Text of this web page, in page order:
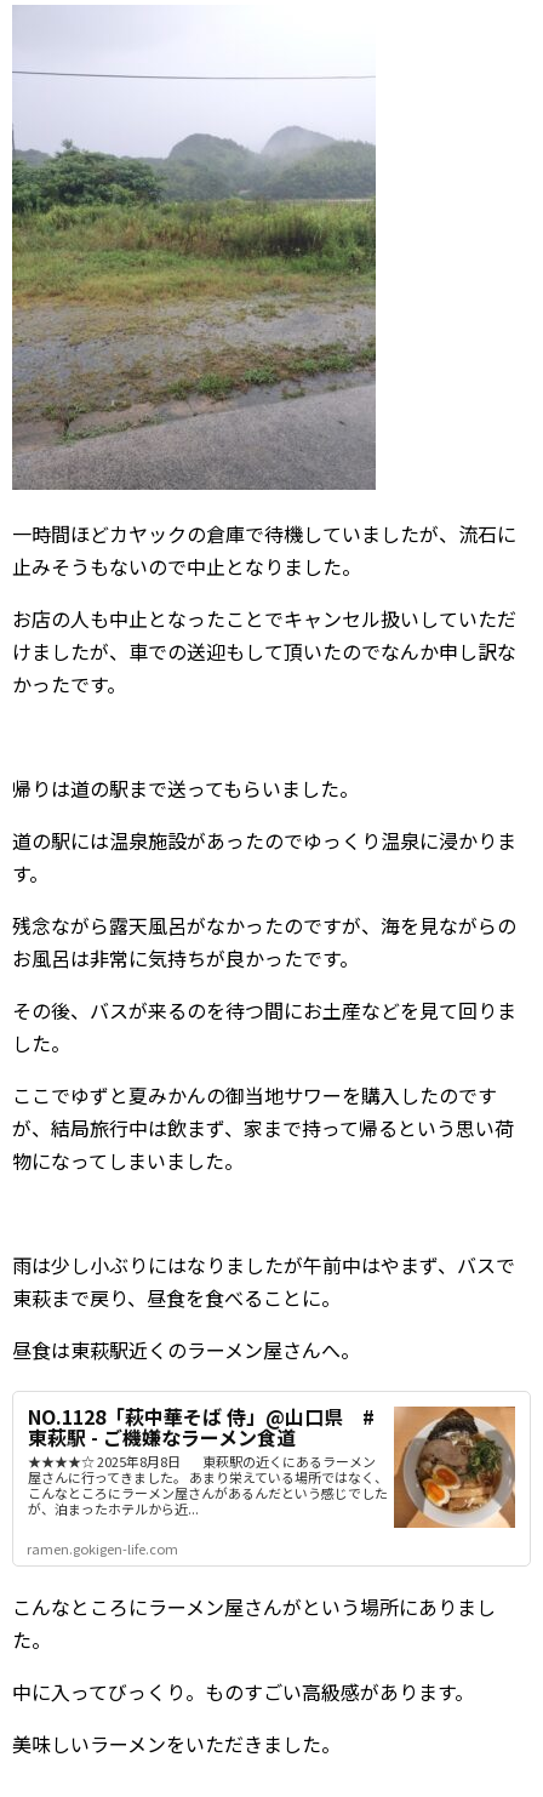
一時間ほどカヤックの倉庫で待機していましたが、流石に
止みそうもないので中止となりました。
お店の人も中止となったことでキャンセル扱いしていただ
けましたが、車での送迎もして頂いたのでなんか申し訳な
かったです。
帰りは道の駅まで送ってもらいました。
道の駅には温泉施設があったのでゆっくり温泉に浸かりま
す。
残念ながら露天風呂がなかったのですが、海を見ながらの
お風呂は非常に気持ちが良かったです。
その後、バスが来るのを待つ間にお土産などを見て回りま
した。
ここでゆずと夏みかんの御当地サワーを購入したのです
が、結局旅行中は飲まず、家まで持って帰るという思い荷
物になってしまいました。
雨は少し小ぶりにはなりましたが午前中はやまず、バスで
東萩まで戻り、昼食を食べることに。
昼食は東萩駅近くのラーメン屋さんへ。
NO.1128「萩中華そば 侍」@山口県 #
東萩駅 - ご機嫌なラーメン食道
★★★★☆ 2025年8月8日 東萩駅の近くにあるラーメン
屋さんに行ってきました。 あまり栄えている場所ではなく、
こんなところにラーメン屋さんがあるんだという感じでした
が、泊まったホテルから近...
ramen.gokigen-life.com
こんなところにラーメン屋さんがという場所にありまし
た。
中に入ってびっくり。ものすごい高級感があります。
美味しいラーメンをいただきました。